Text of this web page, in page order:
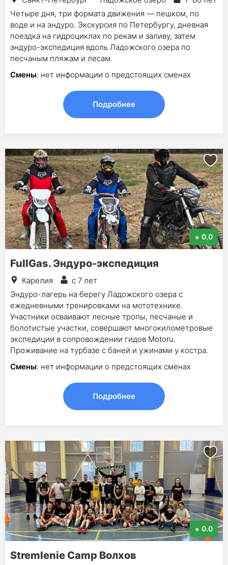
Четыре дня, три формата движения — пешком, по
воде и на эндуро. Экскурсия по Петербургу, дневная
поездка на гидроциклах по рекам и заливу, затем
эндуро-экспедиция вдоль Ладожского озера по
песчаным пляжам и лесам.
Смены: нет информации о предстоящих сменах
Подробнее
0.0
FullGas. Эндуро-экспедиция
Карелия
с 7 лет
Эндуро-лагерь на берегу Ладожского озера с
ежедневными тренировками на мототехнике.
Участники осваивают лесные тропы, песчаные и
болотистые участки, совершают многокилометровые
экспедиции в сопровождении гидов Motoru.
Проживание на турбазе с баней и ужинами у костра.
Смены: нет информации о предстоящих сменах
Подробнее
0.0
Stremlenie Camp Волхов